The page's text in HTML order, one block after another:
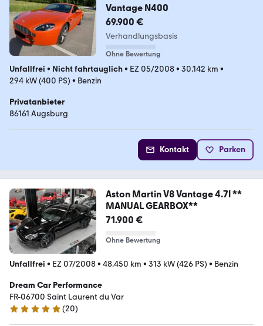
Vantage N400
69.900 €
Verhandlungsbasis
Ohne Bewertung
Unfallfrei • Nicht fahrtauglich• EZ 05/2008• 30.142 km •
294 kW (400 PS) • Benzin
Privatanbieter
86161 Augsburg
Kontakt Parken
Aston Martin V8 Vantage 4.7l **
MANUAL GEARBOX**
71.900 €
Ohne Bewertung
Unfallfrei • EZ 07/2008• 48.450 km • 313 kW (426 PS) • Benzin
Dream Car Performance
FR-06700 Saint Laurent du Var
4.8 Sterne
(20)